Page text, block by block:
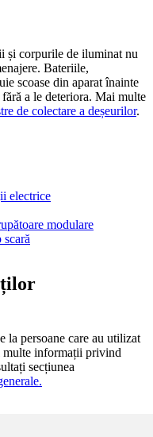
și corpurile de iluminat nu
Bateriile,
scoase din aparat înainte
a le deteriora. Mai multe
de colectare a deșeurilor.
electrice
modulare
scară
la persoane care au utilizat
multe informații privind
secțiunea